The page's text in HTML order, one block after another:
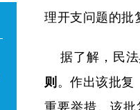
理开支问题的批
据了解，民法
则 。作出该批复
重要举措。该